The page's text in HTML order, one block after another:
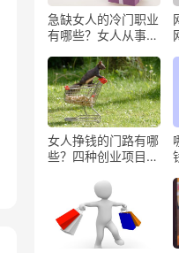
急缺女人的冷门职业
有哪些？女人从事哪
女人挣钱的门路有哪
些？四种创业项目推